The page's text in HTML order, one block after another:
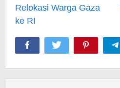
Relokasi Warga Gaza
ke RI